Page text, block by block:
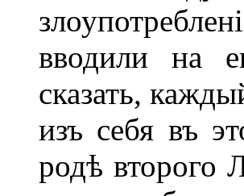
вводили на
сказать,
изъ себя въ
родѣ второго